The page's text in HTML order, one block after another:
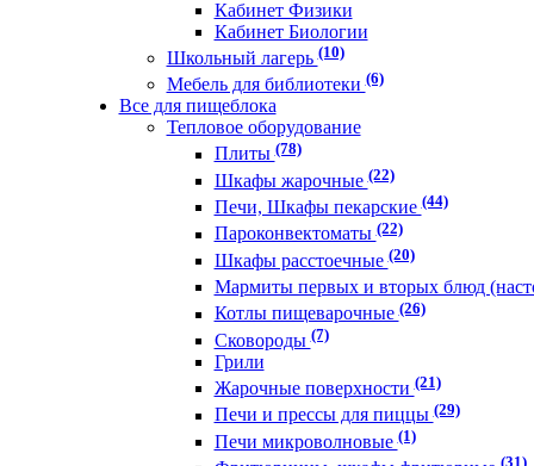
Кабинет Физики
Кабинет Биологии
Школьный лагерь(10)
Мебель для библиотеки(6)
Все для пищеблока
Тепловое оборудование
Плиты(78)
Шкафы жарочные(22)
Печи, Шкафы пекарские(44)
Пароконвектоматы(22)
Шкафы расстоечные(20)
Мармиты первых и вторых блюд
Котлы пищеварочные(26)
Сковороды(7)
Грили
Жарочные поверхности(21)
Печи и прессы для пиццы(29)
Печи микроволновые(1)
(31)